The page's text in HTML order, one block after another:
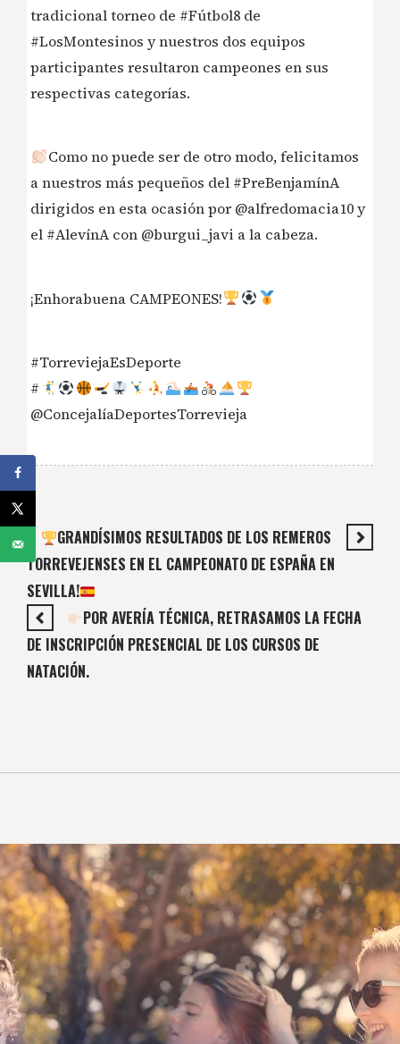
tradicional torneo de #Fútbol8 de
#LosMontesinos y nuestros dos equipos
participantes resultaron campeones en sus
respectivas categorías.
Como no puede ser de otro modo, felicitamos
a nuestros más pequeños del #PreBenjamínA
dirigidos en esta ocasión por @alfredomacia10 y
el #AlevínA con @burgui_javi a la cabeza.
¡Enhorabuena CAMPEONES!
#TorreviejaEsDeporte
#
@ConcejalíaDeportesTorrevieja
GRANDÍSIMOS RESULTADOS DE LOS REMEROS
TORREVEJENSES EN EL CAMPEONATO DE ESPAÑA EN
SEVILLA!
POR AVERÍA TÉCNICA, RETRASAMOS LA FECHA
DE INSCRIPCIÓN PRESENCIAL DE LOS CURSOS DE
NATACIÓN.